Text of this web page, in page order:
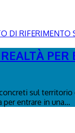
sul
entrare in una...